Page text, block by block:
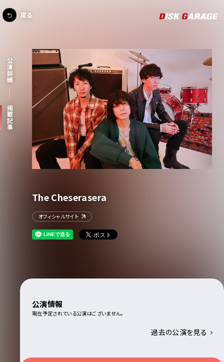
公演詳細
掲載記事
The Cheserasera
オフィシャルサイト
公演情報
現在予定されている公演はございません。
過去の公演を見る
戻る